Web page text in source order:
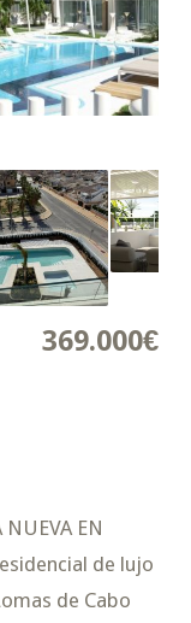
369.000€
NUEVA EN
de lujo
de Cabo